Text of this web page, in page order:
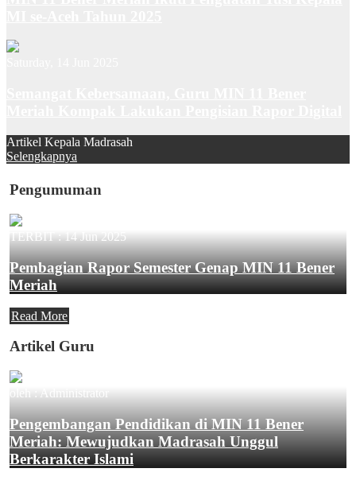
Artikel Kepala Madrasah
Selengkapnya
Pengumuman
TERBIT :14 Jun 2025
Pembagian Rapor Semester Genap MIN 11 Bener
Meriah
Read More
Artikel Guru
oleh : Administrator
Pengembangan Pendidikan di MIN 11 Bener
Meriah: Mewujudkan Madrasah Unggul
Berkarakter Islami